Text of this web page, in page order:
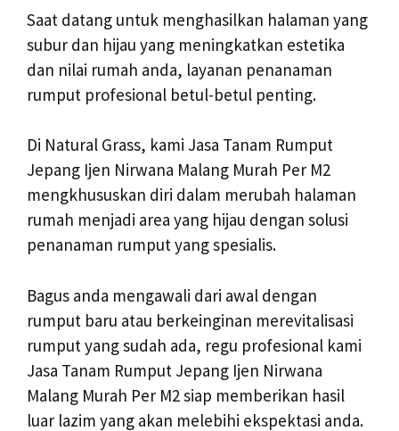
Saat datang untuk menghasilkan halaman yang
subur dan hijau yang meningkatkan estetika
dan nilai rumah anda, layanan penanaman
rumput profesional betul-betul penting.
Di Natural Grass, kami Jasa Tanam Rumput
Jepang Ijen Nirwana Malang Murah Per M2
mengkhususkan diri dalam merubah halaman
rumah menjadi area yang hijau dengan solusi
penanaman rumput yang spesialis.
Bagus anda mengawali dari awal dengan
rumput baru atau berkeinginan merevitalisasi
rumput yang sudah ada, regu profesional kami
Jasa Tanam Rumput Jepang Ijen Nirwana
Malang Murah Per M2 siap memberikan hasil
luar lazim yang akan melebihi ekspektasi anda.